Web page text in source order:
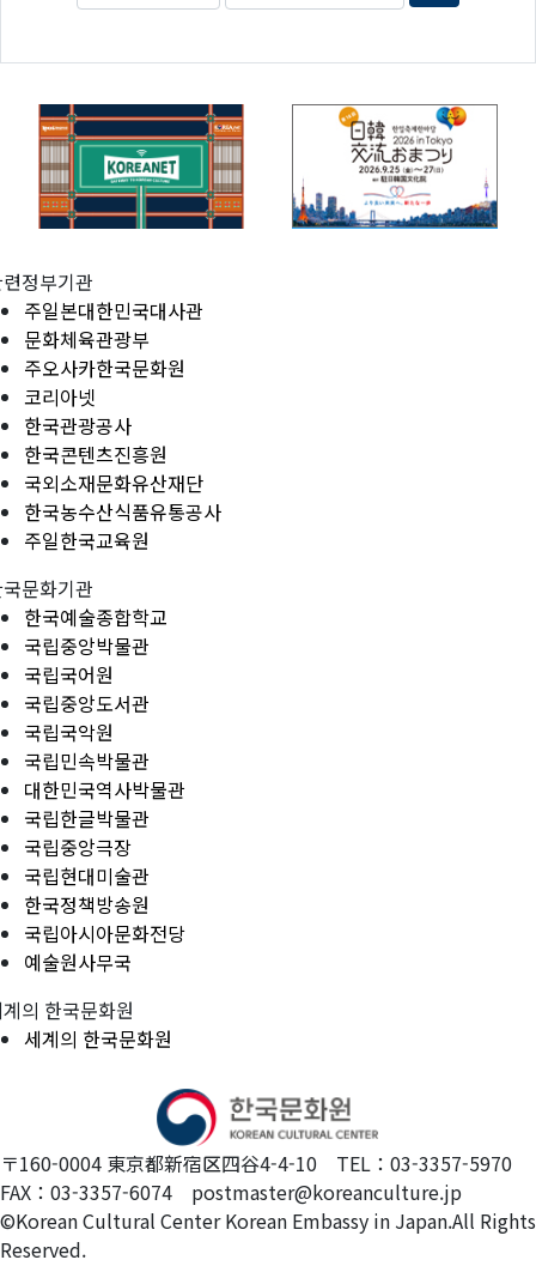
정부기관
주일본대한민국대사관
문화체육관광부
주오사카한국문화원
코리아넷
한국관광공사
한국콘텐츠진흥원
국외소재문화유산재단
한국농수산식품유통공사
주일한국교육원
문화기관
한국예술종합학교
국립중앙박물관
국립국어원
국립중앙도서관
국립국악원
국립민속박물관
대한민국역사박물관
국립한글박물관
국립중앙극장
국립현대미술관
한국정책방송원
국립아시아문화전당
예술원사무국
의 한국문화원
세계의 한국문화원
〒160-0004 東京都新宿区四谷4-4-10 TEL：03-3357-5970
FAX：03-3357-6074 postmaster@koreanculture.jp
©Korean Cultural Center Korean Embassy in Japan.All Rights
Reserved.